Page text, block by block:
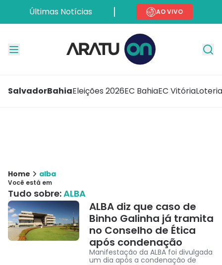
Últimas Notícias AO VIVO
SalvadorBahiaEleições 2026EC BahiaEC Vitória
Home alba
Você está em
Tudo sobre:ALBA
ALBA diz que caso de
Binho Galinha já tramita
no Conselho de Ética
após condenação
Manifestação da ALBA foi divulgada
um dia após a condenação de